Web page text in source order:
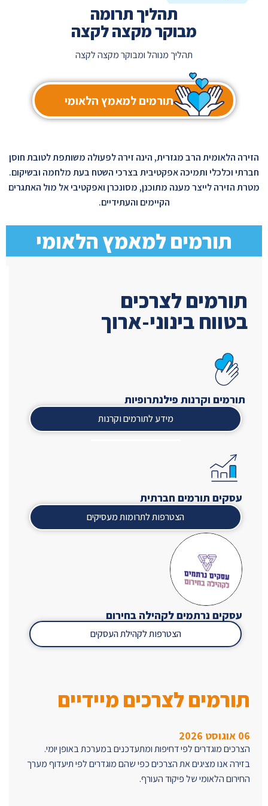
תהליך תרומה
מבוקר מקצה לקצה
תהליך מנוהל ומבוקר מקצה לקצה
תורמים למאמץ הלאומי
הזירה הלאומית הרב מגזרית, הינה זירה לפעולה משותפת לטובת חוסן
חברתי וכלכלי ותמיכה אפקטיבית בצרכי השטח בעת מלחמה ובשיקום.
מטרת הזירה לייצר מענה מתוכנן, מסונכרן ואפקטיבי אל מול האתגרים
הקיימים והעתידיים.
תורמים למאמץ הלאומי
תורמים לצרכים
בטווח בינוני-ארוך
תורמים וקרנות פילנתרופיות
מידע לתורמים וקרנות
עסקים תורמים חברתית
הצטרפות לתרומות מעסיקים
עסקים נרתמים לקהילה בחירום
הצטרפות לקהילת העסקים
תורמים לצרכים מיידיים
06 אוגוסט 2026
הצרכים מוגדרים לפי דחיפות ומתעדכנים במערכת באופן יומי.
בזירה אנו מציגים את הצרכים כפי שהם מוגדרים לפי תיעדוף מערך
החירום הלאומי של פיקוד העורף.